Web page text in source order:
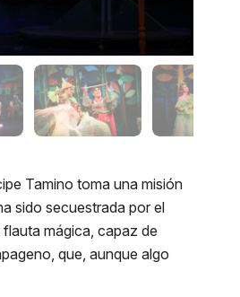
Tamino toma una misión
sido secuestrada por el
mágica, capaz de
que, aunque algo